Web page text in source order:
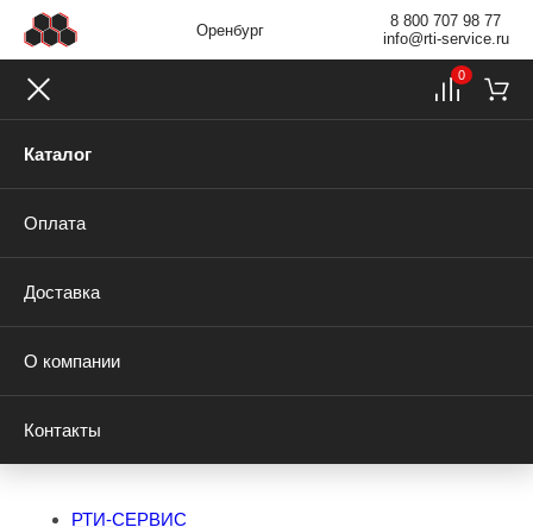
Оренбург
8 800 707 98 77
info@rti-service.ru
Каталог
Оплата
Доставка
О компании
Контакты
0
РТИ-СЕРВИС